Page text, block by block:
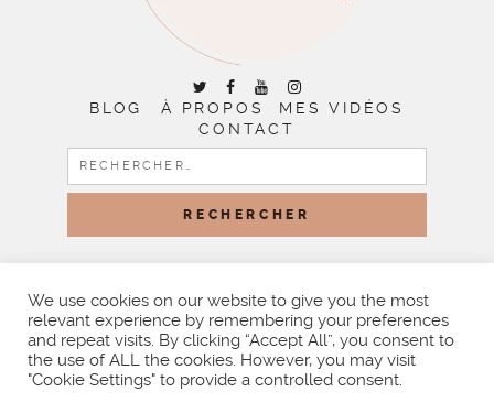
BLOG À PROPOS
MES VIDÉOS
CONTACT
RECHERCHER :
BY LITTLE THEME SHOP
We use cookies on our website to give you the most
relevant experience by remembering your preferences
and repeat visits. By clicking “Accept All”, you consent to
the use of ALL the cookies. However, you may visit
"Cookie Settings" to provide a controlled consent.